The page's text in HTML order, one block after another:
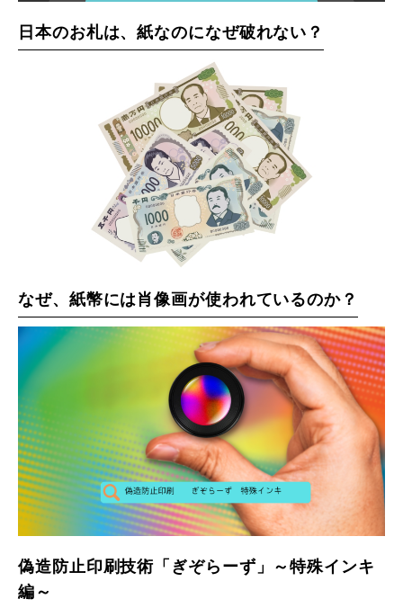
日本のお札は、紙なのになぜ破れない？
なぜ、紙幣には肖像画が使われているのか？
偽造防止印刷技術「ぎぞらーず」～特殊インキ
編～